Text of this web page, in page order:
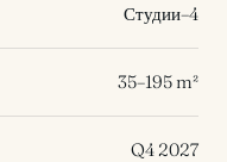
Студии–4
35–195 m²
Q4 2027